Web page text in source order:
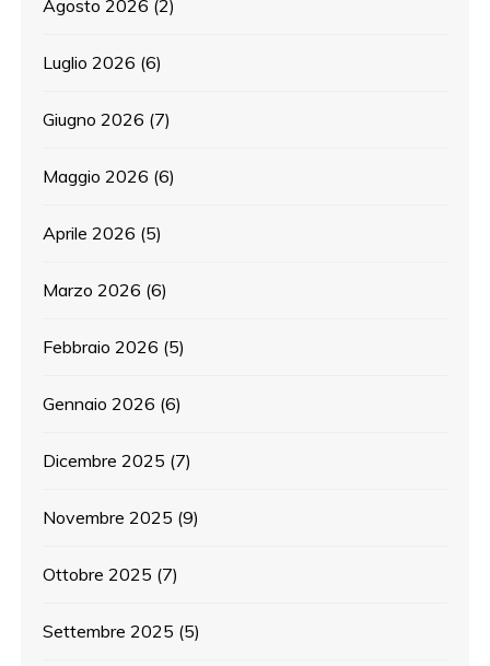
Agosto 2026 (2)
Luglio 2026 (6)
Giugno 2026 (7)
Maggio 2026 (6)
Aprile 2026 (5)
Marzo 2026 (6)
Febbraio 2026 (5)
Gennaio 2026 (6)
Dicembre 2025 (7)
Novembre 2025 (9)
Ottobre 2025 (7)
Settembre 2025 (5)